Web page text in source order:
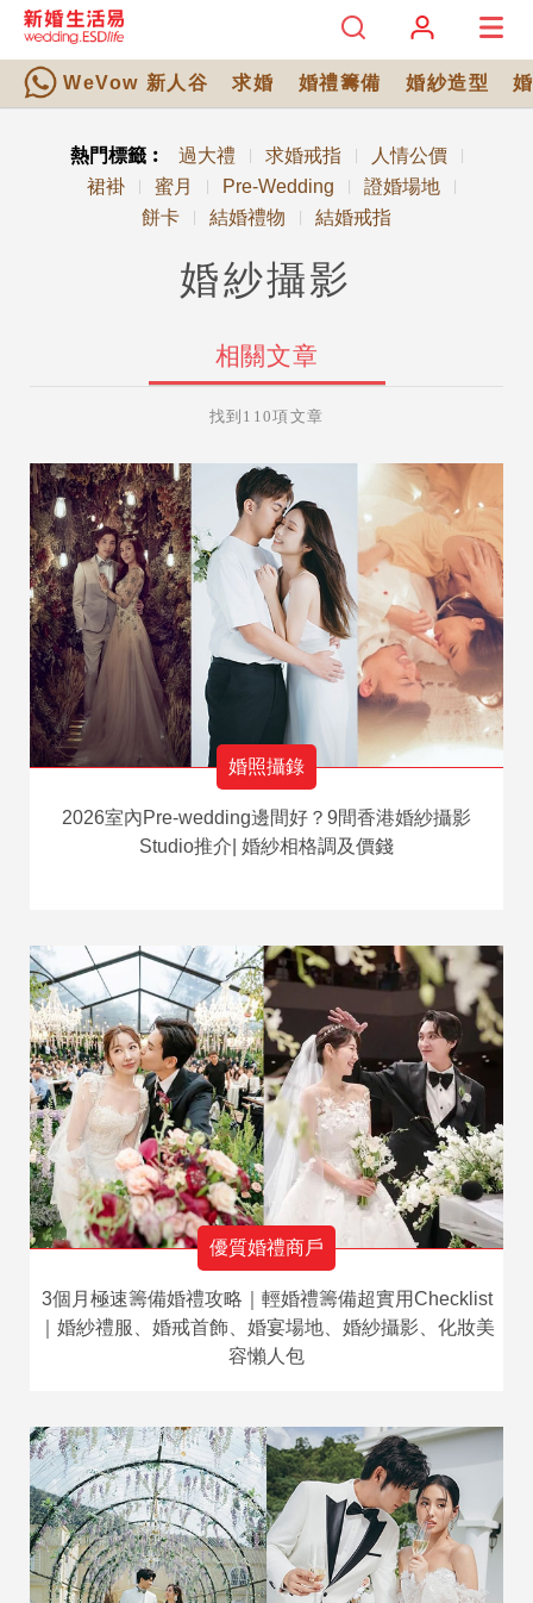
WeVow 新人谷 求婚 婚禮籌備 婚紗造型
熱門標籤︰ 過大禮 求婚戒指 人情公價
裙褂 蜜月 Pre-Wedding 證婚場地
餅卡 結婚禮物 結婚戒指
婚紗攝影
相關文章
找到110項文章
婚照攝錄
2026室內Pre-wedding邊間好？9間香港婚紗攝影
Studio推介| 婚紗相格調及價錢
優質婚禮商戶
3個月極速籌備婚禮攻略｜輕婚禮籌備超實用Checklist
｜婚紗禮服、婚戒首飾、婚宴場地、婚紗攝影、化妝美
容懶人包